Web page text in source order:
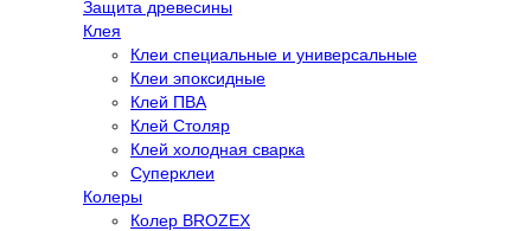
Защита древесины
Клея
Клеи специальные и универсальные
Клеи эпоксидные
Клей ПВА
Клей Столяр
Клей холодная сварка
Суперклеи
Колеры
Колер BROZEX